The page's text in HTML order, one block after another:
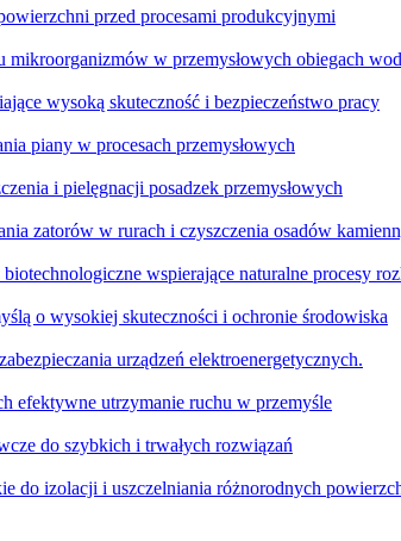
przed procesami produkcyjnymi
w przemysłowych obiegach
wysoką skuteczność i bezpieczeństwo pracy
piany w procesach przemysłowych
i pielęgnacji posadzek przemysłowych
zatorów w rurach i czyszczenia osadów
wspierające naturalne procesy
o wysokiej skuteczności i ochronie środowiska
urządzeń elektroenergetycznych.
efektywne utrzymanie ruchu w przemyśle
do szybkich i trwałych rozwiązań
do izolacji i uszczelniania różnorodnych